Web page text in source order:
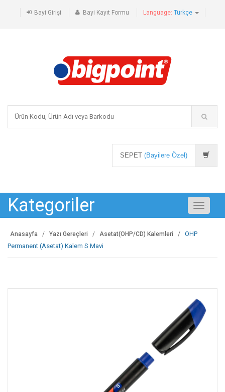
Bayi Girişi Bayi Kayıt Formu Language: Türkçe
SEPET (Bayilere Özel)
Kategoriler
Toggle
Anasayfa Yazı Gereçleri Asetat(OHP/CD) Kalemleri
OHP
Permanent (Asetat) Kalem S Mavi